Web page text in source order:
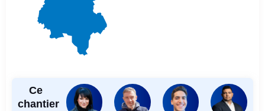
Ce
chantier